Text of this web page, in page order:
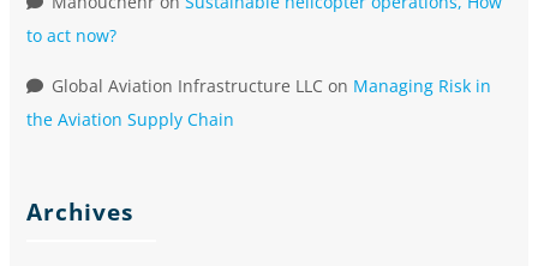
to act now?
Global Aviation Infrastructure LLC on Managing Risk in
the Aviation Supply Chain
Archives